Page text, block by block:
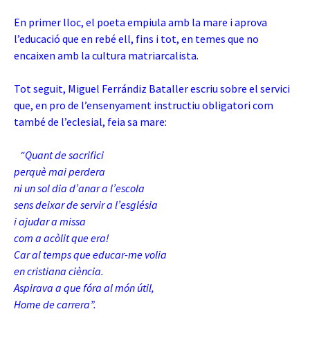
En primer lloc, el poeta empiula amb la mare i aprova
l’educació que en rebé ell, fins i tot, en temes que no
encaixen amb la cultura matriarcalista.
Tot seguit, Miguel Ferrándiz Bataller escriu sobre el servici
que, en pro de l’ensenyament instructiu obligatori com
també de l’eclesial, feia sa mare:
“Quant de sacrifici
perquè mai perdera
ni un sol dia d’anar a l’escola
sens deixar de servir a l’església
i ajudar a missa
com a acòlit que era!
Car al temps que educar-me volia
en cristiana ciència.
Aspirava a que fóra al món útil,
Home de carrera”.